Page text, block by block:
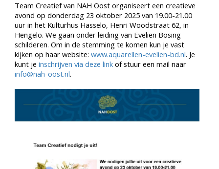
Team Creatief van NAH Oost organiseert een creatieve
avond op donderdag 23 oktober 2025 van 19.00-21.00
uur in het Kulturhus Hasselo, Henri Woodstraat 62, in
Hengelo. We gaan onder leiding van Evelien Bosing
schilderen. Om in de stemming te komen kun je vast
kijken op haar website: www.aquarellen-evelien-bd.nl. Je
kunt je inschrijven via deze link of stuur een mail naar
info@nah-oost.nl.